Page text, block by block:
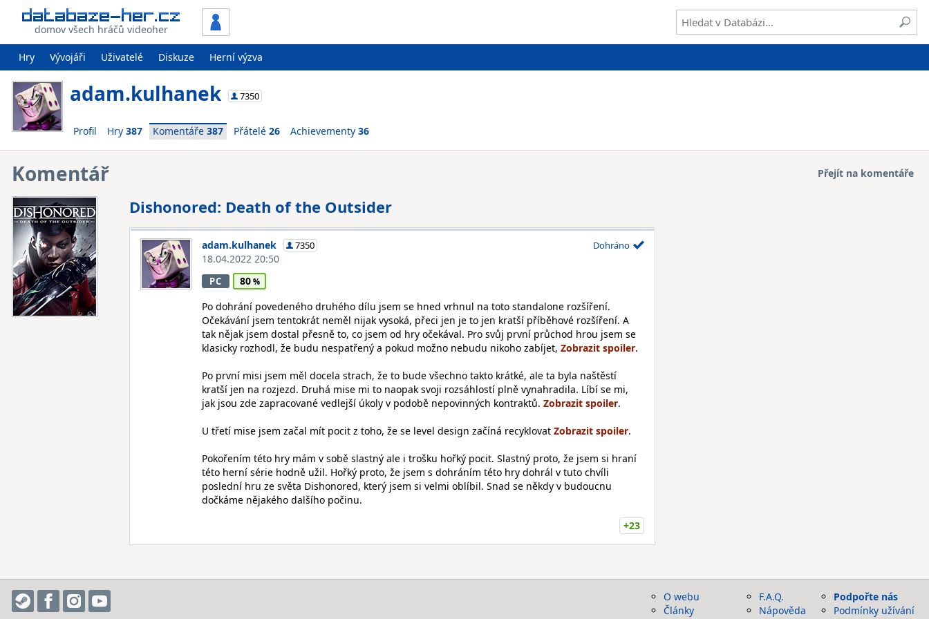
domov všech hráčů videoher
Hry Vývojáři Uživatelé Diskuze Herní výzva
adam.kulhanek 7350
Profil Hry 387 Komentáře 387 Přátelé 26 Achievementy 36
Komentář Přejít na komentáře
Dishonored: Death of the Outsider
adam.kulhanek 7350
18.04.2022 20:50
Dohráno
PC
80
Po dohrání povedeného druhého dílu jsem se hned vrhnul na toto standalone rozšíření.
Očekávání jsem tentokrát neměl nijak vysoká, přeci jen je to jen kratší příběhové rozšíření. A
tak nějak jsem dostal přesně to, co jsem od hry očekával. Pro svůj první průchod hrou jsem se
klasicky rozhodl, že budu nespatřený a pokud možno nebudu nikoho zabíjet,
.
Po první misi jsem měl docela strach, že to bude všechno takto krátké, ale ta byla naštěstí
kratší jen na rozjezd. Druhá mise mi to naopak svoji rozsáhlostí plně vynahradila. Líbí se mi,
jak jsou zde zapracované vedlejší úkoly v podobě nepovinných kontraktů.
.
U třetí mise jsem začal mít pocit z toho, že se level design začíná recyklovat .
Pokořením této hry mám v sobě slastný ale i trošku hořký pocit. Slastný proto, že jsem si hraní
této herní série hodně užil. Hořký proto, že jsem s dohráním této hry dohrál v tuto chvíli
poslední hru ze světa Dishonored, který jsem si velmi oblíbil. Snad se někdy v budoucnu
dočkáme nějakého dalšího počinu.
+23
O webu
Články
F.A.Q.
Nápověda
Podpořte nás
Podmínky užívání